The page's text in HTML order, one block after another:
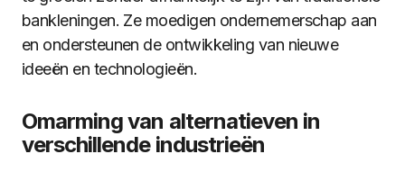
bankleningen. Ze moedigen ondernemerschap aan
en ondersteunen de ontwikkeling van nieuwe
ideeën en technologieën.
Omarming van alternatieven in
verschillende industrieën